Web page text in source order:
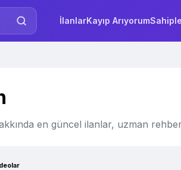
İlanlarKayıp Arıyorum
en güncel ilanlar, uzman